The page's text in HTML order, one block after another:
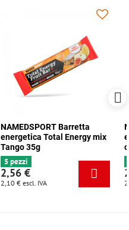
NAMEDSPORT Barretta
energetica Total Energy mix
Tango 35g
5 pezzi
2,56 €
2,10 € escl. IVA